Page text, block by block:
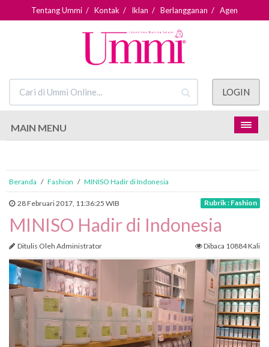
Tentang Ummi / Kontak / Iklan / Berlangganan / Agen
LOGIN
MAIN MENU
Beranda / Fashion / MINISO Hadir di Indonesia
28 Februari 2017, 11:36:25 WIB Rubrik : Fashion
MINISO Hadir di Indonesia
Ditulis Oleh Administrator Dibaca 10884 Kali